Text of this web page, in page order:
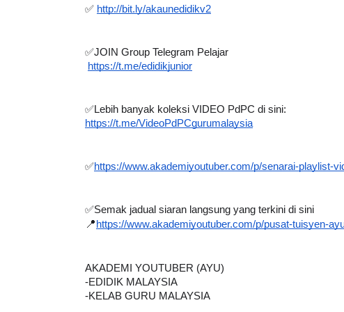
✅ http://bit.ly/akaunedidikv2
✅JOIN Group Telegram Pelajar
https://t.me/edidikjunior
✅Lebih banyak koleksi VIDEO PdPC di sini:
https://t.me/VideoPdPCgurumalaysia
✅https://www.akademiyoutuber.com/p/senarai-playlist-
✅Semak jadual siaran langsung yang terkini di sini
📍 https://www.akademiyoutuber.com/p/pusat-tuisyen-
AKADEMI YOUTUBER (AYU)
-EDIDIK MALAYSIA
-KELAB GURU MALAYSIA